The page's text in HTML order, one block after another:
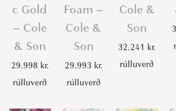
c Gold
– Cole
& Son
29.998 kr.
rúlluverð
Foam –
Cole &
Son
29.993 kr.
rúlluverð
Cole &
Son
32.241 kr.
rúlluverð